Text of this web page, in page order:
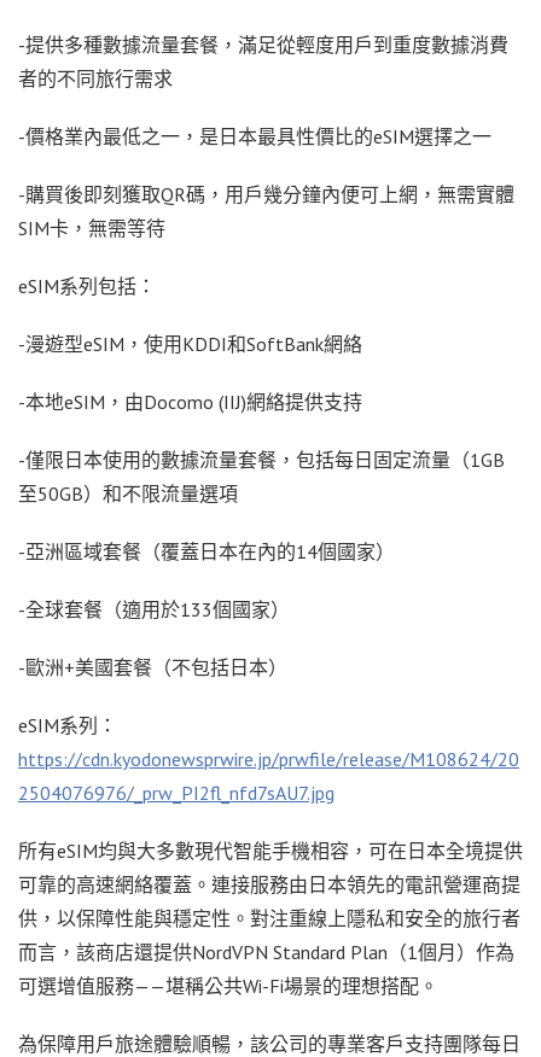
-提供多種數據流量套餐，滿足從輕度用戶到重度數據消費
者的不同旅行需求
-價格業內最低之一 ，是日本最具性價比的eSIM選擇之一
-購買後即刻獲取QR碼，用戶幾分鐘內便可上網，無需實體
SIM卡，無需等待
eSIM系列包括：
-漫遊型eSIM，使用KDDI和SoftBank網絡
-本地eSIM，由Docomo (IIJ)網絡提供支持
-僅限日本使用的數據流量套餐，包括每日固定流量（1GB
至50GB）和不限流量選項
-亞洲區域套餐（覆蓋日本在內的14個國家）
-全球套餐（適用於133個國家）
-歐洲+美國套餐（不包括日本）
eSIM系列：
https://cdn.kyodonewsprwire.jp/prwfile/release/M108624/20
2504076976/_prw_PI2fl_nfd7sAU7.jpg
所有eSIM均與大多數現代智能手機相容，可在日本全境提供
可靠的高速網絡覆蓋。連接服務由日本領先的電訊營運商提
供，以保障性能與穩定性。對注重線上隱私和安全的旅行者
而言，該商店還提供NordVPN Standard Plan（1個月）作為
可選增值服務——堪稱公共Wi-Fi場景的理想搭配。
為保障用戶旅途體驗順暢，該公司的專業客戶支持團隊每日